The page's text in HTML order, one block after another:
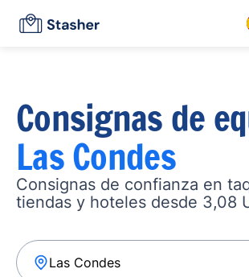
Consignas de
Las Condes
Consignas de confianza en
tiendas y hoteles desde 3,08